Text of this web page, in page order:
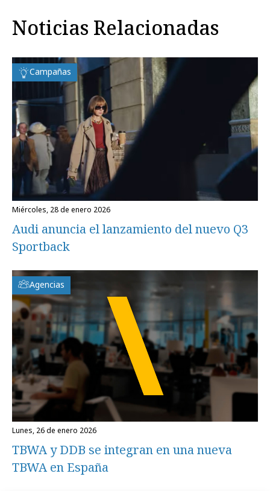
Noticias Relacionadas
Campañas
miércoles, 28 de enero 2026
Audi anuncia el lanzamiento del nuevo Q3
Sportback
Agencias
lunes, 26 de enero 2026
TBWA y DDB se integran en una nueva
TBWA en España